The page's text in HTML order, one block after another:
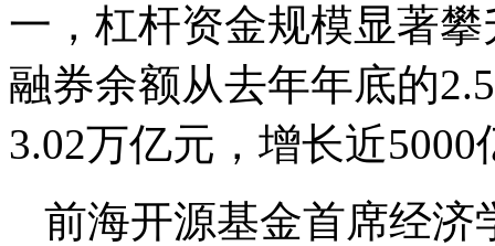
一，杠杆资金规模显著
融券余额从去年年底的
3.02万亿元，增长近5000
前海开源基金首席经